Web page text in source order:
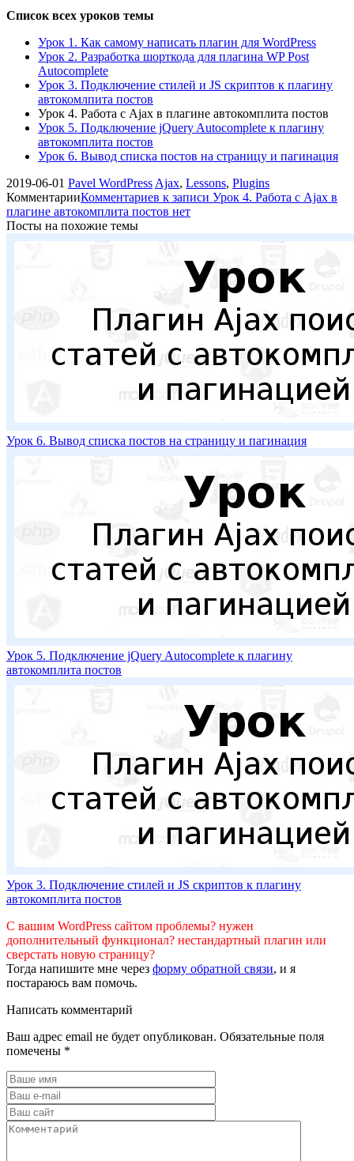
Список всех уроков темы
Урок 1. Как самому написать плагин для WordPress
Урок 2. Разработка шорткода для плагина WP Post
Autocomplete
Урок 3. Подключение стилей и JS скриптов к плагину
автокомлпита постов
Урок 4. Работа с Ajax в плагине автокомплита постов
Урок 5. Подключение jQuery Autocomplete к плагину
автокомплита постов
Урок 6. Вывод списка постов на страницу и пагинация
2019-06-01 Pavel WordPress Ajax, Lessons, Plugins
КомментарииКомментариев к записи Урок 4. Работа с Ajax в
плагине автокомплита постов нет
Посты на похожие темы
Урок 6. Вывод списка постов на страницу и пагинация
Урок 5. Подключение jQuery Autocomplete к плагину
автокомплита постов
Урок 3. Подключение стилей и JS скриптов к плагину
автокомплита постов
С вашим WordPress сайтом проблемы? нужен
дополнительный функционал? нестандартный плагин или
сверстать новую страницу?
Тогда напишите мне через форму обратной связи, и я
постараюсь вам помочь.
Написать комментарий
Ваш адрес email не будет опубликован. Обязательные поля
помечены *